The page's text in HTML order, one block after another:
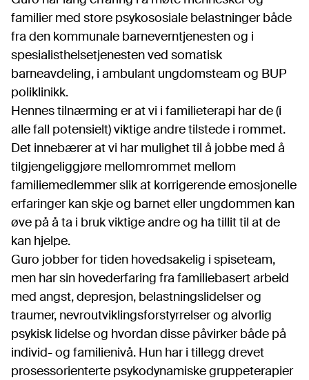
familier med store psykososiale belastninger både
fra den kommunale barneverntjenesten og i
spesialisthelsetjenesten ved somatisk
barneavdeling, i ambulant ungdomsteam og BUP
poliklinikk.
Hennes tilnærming er at vi i familieterapi har de (i
alle fall potensielt) viktige andre tilstede i rommet.
Det innebærer at vi har mulighet til å jobbe med å
tilgjengeliggjøre mellomrommet mellom
familiemedlemmer slik at korrigerende emosjonelle
erfaringer kan skje og barnet eller ungdommen kan
øve på å ta i bruk viktige andre og ha tillit til at de
kan hjelpe.
Guro jobber for tiden hovedsakelig i spiseteam,
men har sin hovederfaring fra familiebasert arbeid
med angst, depresjon, belastningslidelser og
traumer, nevroutviklingsforstyrrelser og alvorlig
psykisk lidelse og hvordan disse påvirker både på
individ- og familienivå. Hun har i tillegg drevet
prosessorienterte psykodynamiske gruppeterapier